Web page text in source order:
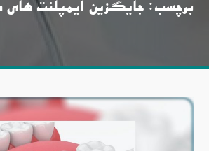
برچسب: جایگزین ایمپلنت های